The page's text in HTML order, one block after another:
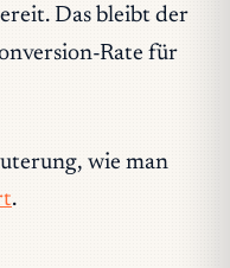
Das bleibt der
Rate für
wie man
.